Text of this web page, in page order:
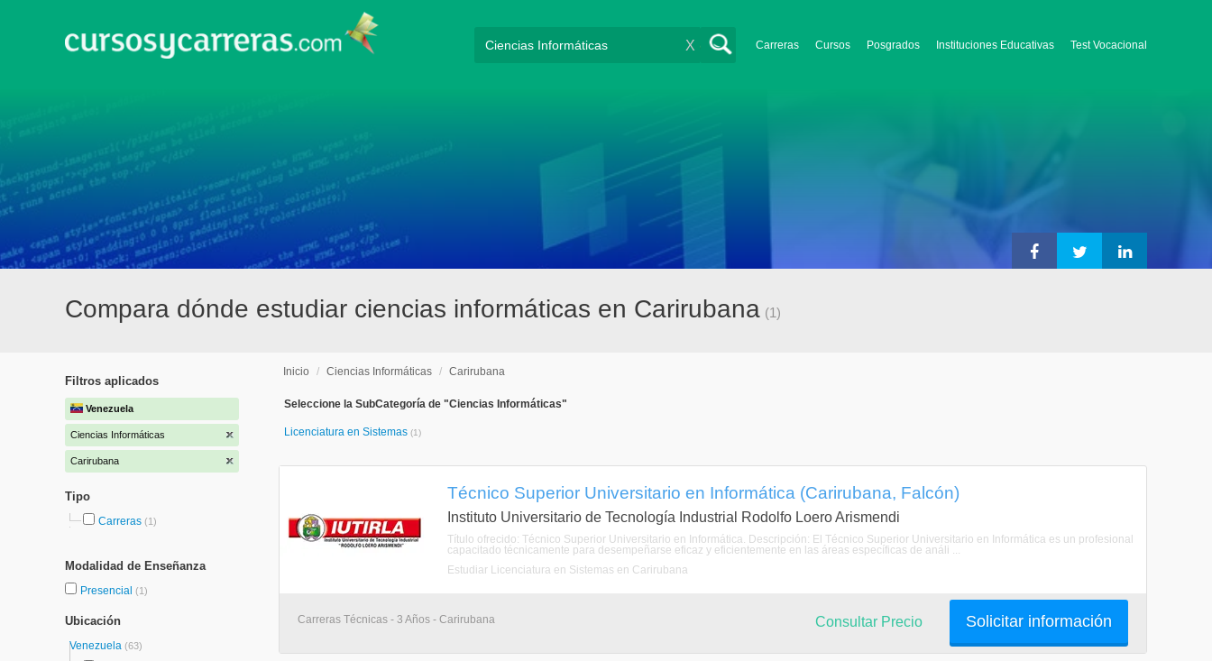
Carreras Cursos Posgrados Instituciones Educativas Test Vocacional
X
Compara dónde estudiar ciencias informáticas en Carirubana (1)
Filtros aplicados
Venezuela
Ciencias Informáticas
Carirubana
Tipo
Carreras (1)
Modalidad de Enseñanza
Presencial (1)
Ubicación
Venezuela (63)
Inicio / Ciencias Informáticas / Carirubana
Seleccione la SubCategoría de "Ciencias Informáticas"
Licenciatura en Sistemas (1)
Técnico Superior Universitario en Informática (Carirubana, Falcón)
Instituto Universitario de Tecnología Industrial Rodolfo Loero Arismendi
Título ofrecido: Técnico Superior Universitario en Informática. Descripción: El Técnico Superior Universitario en Informática es un profesional
capacitado técnicamente para desempeñarse eficaz y eficientemente en las áreas específicas de análi ...
Estudiar Licenciatura en Sistemas en Carirubana
Carreras Técnicas - 3 Años - Carirubana Solicitar información
Consultar Precio